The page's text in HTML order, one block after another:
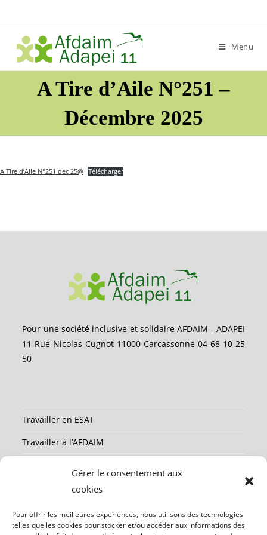
Gérer le consentement aux
cookies
Pour offrir les meilleures expériences, nous utilisons des technologies
telles que les cookies pour stocker et/ou accéder aux informations des
content
Menu
A Tire d’Aile N°251 –
Décembre 2025
A Tire d’Aile N°251 dec 25@ Télécharger
Pour une société inclusive et solidaire AFDAIM - ADAPEI
11 Rue Nicolas Cugnot 11000 Carcassonne 04 68 10 25
50
Travailler en ESAT
Travailler à l’AFDAIM
Mentions légales